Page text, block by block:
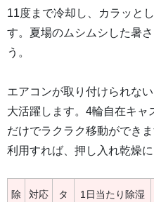
11度まで冷却し、カラッと
す。夏場のムシムシした暑
う。
エアコンが取り付けられな
大活躍します。4輪自在キャ
だけでラクラク移動ができ
利用すれば、押し入れ乾燥に
除
対応
タ
1日当たり除湿